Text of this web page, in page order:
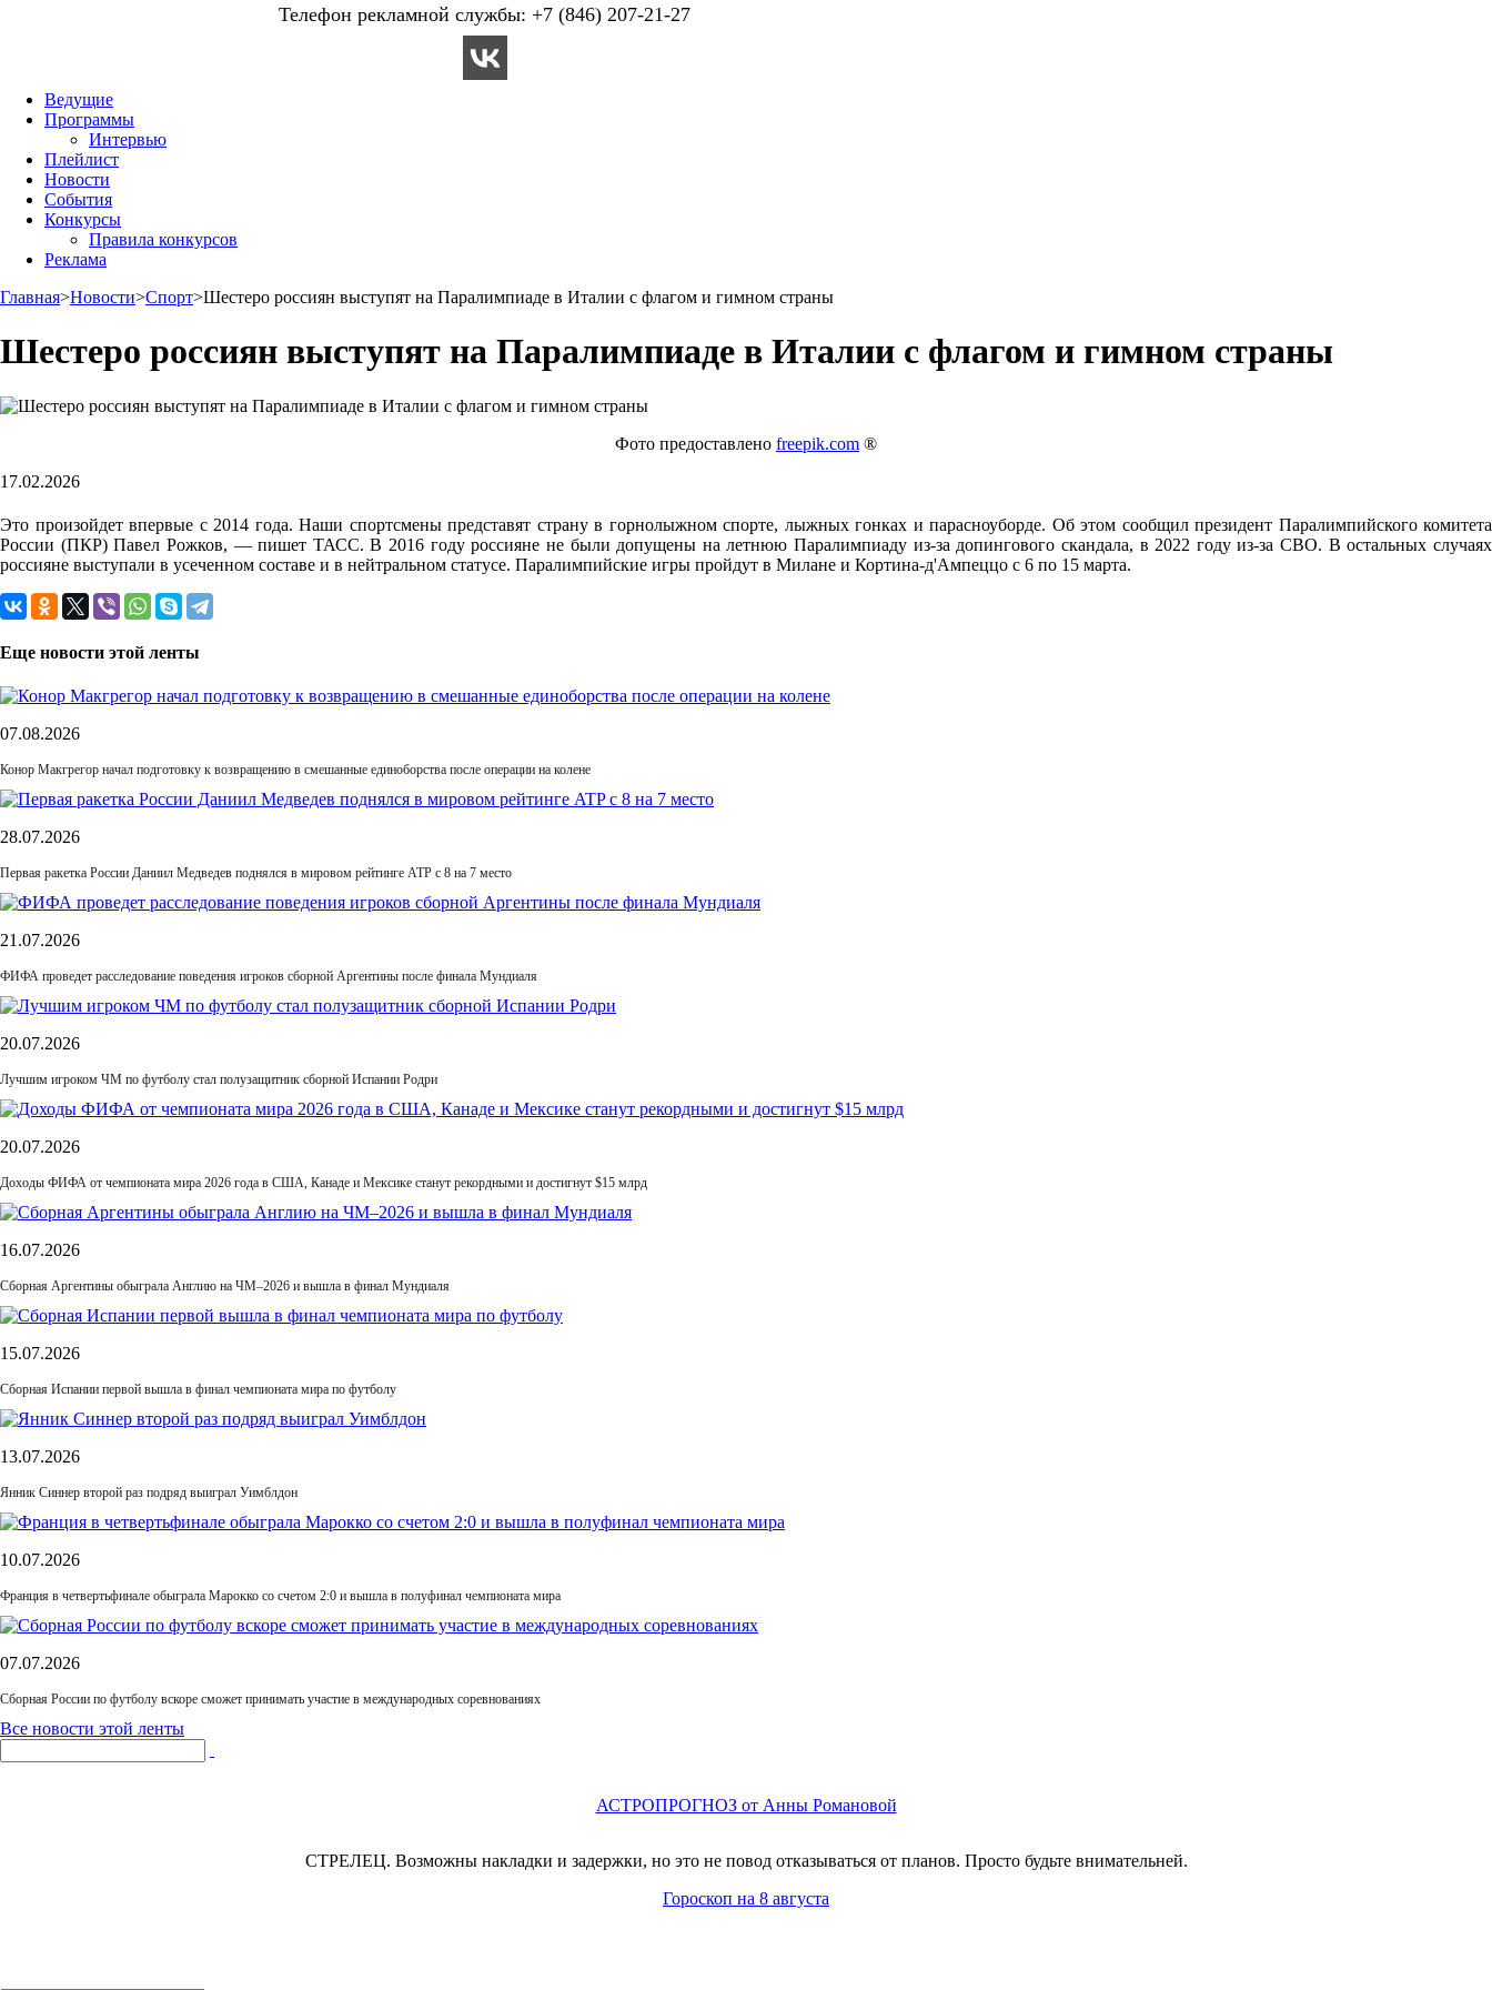
Телефон рекламной службы: +7 (846) 207-21-27
Ведущие
Программы
Интервью
Плейлист
Новости
События
Конкурсы
Правила конкурсов
Реклама
Главная>Новости>Спорт>Шестеро россиян выступят на Паралимпиаде в Италии с флагом и гимном страны
Шестеро россиян выступят на Паралимпиаде в Италии с флагом и гимном страны
Фото предоставлено freepik.com ®
17.02.2026
Это произойдет впервые с 2014 года. Наши спортсмены представят страну в горнолыжном спорте, лыжных гонках и парасноуборде. Об этом сообщил президент Паралимпийского комитета
России (ПКР) Павел Рожков, — пишет ТАСС. В 2016 году россияне не были допущены на летнюю Паралимпиаду из-за допингового скандала, в 2022 году из-за СВО. В остальных случаях
россияне выступали в усеченном составе и в нейтральном статусе. Паралимпийские игры пройдут в Милане и Кортина-д'Ампеццо с 6 по 15 марта.
Еще новости этой ленты
07.08.2026
Конор Макгрегор начал подготовку к возвращению в смешанные единоборства после операции на колене
28.07.2026
Первая ракетка России Даниил Медведев поднялся в мировом рейтинге ATP с 8 на 7 место
21.07.2026
ФИФА проведет расследование поведения игроков сборной Аргентины после финала Мундиаля
20.07.2026
Лучшим игроком ЧМ по футболу стал полузащитник сборной Испании Родри
20.07.2026
Доходы ФИФА от чемпионата мира 2026 года в США, Канаде и Мексике станут рекордными и достигнут $15 млрд
16.07.2026
Сборная Аргентины обыграла Англию на ЧМ–2026 и вышла в финал Мундиаля
15.07.2026
Сборная Испании первой вышла в финал чемпионата мира по футболу
13.07.2026
Янник Синнер второй раз подряд выиграл Уимблдон
10.07.2026
Франция в четвертьфинале обыграла Марокко со счетом 2:0 и вышла в полуфинал чемпионата мира
07.07.2026
Сборная России по футболу вскоре сможет принимать участие в международных соревнованиях
Все новости этой ленты
АСТРОПРОГНОЗ от Анны Романовой
СТРЕЛЕЦ. Возможны накладки и задержки, но это не повод отказываться от планов. Просто будьте внимательней.
Гороскоп на 8 августа